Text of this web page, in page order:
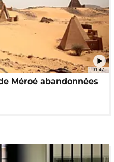
01:47
Méroé abandonnées